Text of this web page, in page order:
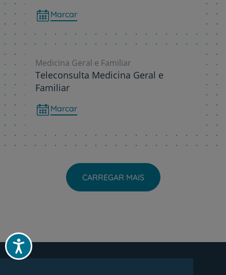
Acessibilidade
Marcar
Medicina Geral e Familiar
Teleconsulta Medicina Geral e
Familiar
Marcar
CARREGAR MAIS